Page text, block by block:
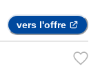
vers l'offre